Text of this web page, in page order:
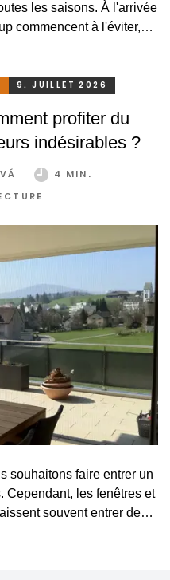
les saisons. À l'arrivée
commencent à l'éviter,
C'est pourtant
et astucieux, vous
confortablement et
9. JUILLET 2026
profiter du
indésirables ?
4 MIN.
souhaitons faire entrer un
Cependant, les fenêtres et
souvent entrer des